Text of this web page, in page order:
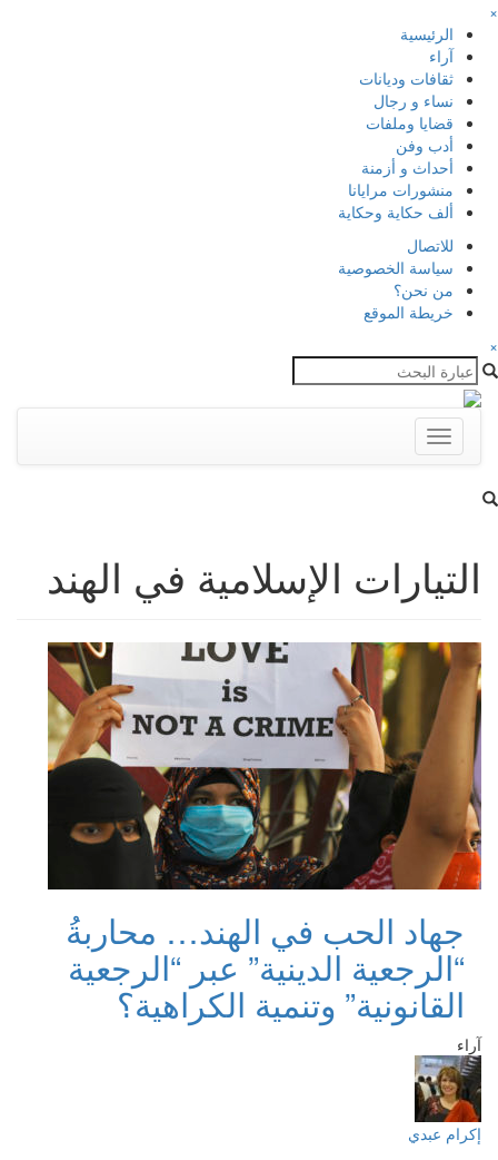
×
الرئيسية
آراء
ثقافات وديانات
نساء و رجال
قضايا وملفات
أدب وفن
أحداث و أزمنة
منشورات مرايانا
ألف حكاية وحكاية
للاتصال
سياسة الخصوصية
من نحن؟
خريطة الموقع
×
Toggle
navigation
التيارات الإسلامية في الهند
جهاد الحب في الهند… محاربةُ
“الرجعية الدينية” عبر “الرجعية
القانونية” وتنمية الكراهية؟
آراء
إكرام عبدي